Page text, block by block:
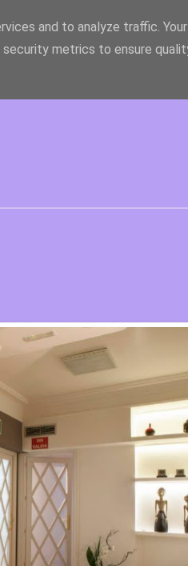
and to analyze traffic.
metrics to ensure